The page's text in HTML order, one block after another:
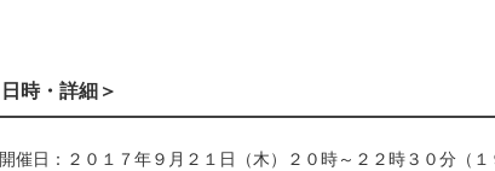
日時・詳細＞
催日：２０１７年９月２１日（木）２０時～２２時３０分（１